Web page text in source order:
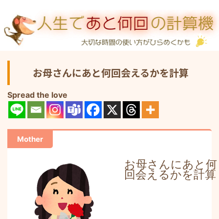
お母さんにあと何回会えるかを計算
Spread the love
Mother
お母さんにあと何
回会えるかを計算